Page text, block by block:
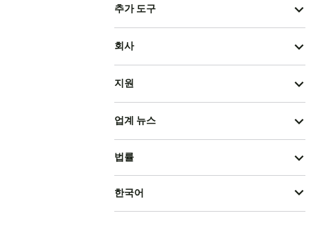
추가 도구
회사
지원
업계 뉴스
법률
한국어